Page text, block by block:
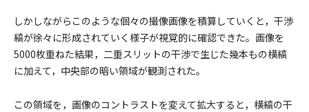
しかしながらこのような個々の撮像画像を積算していくと，干渉
縞が徐々に形成されていく様子が視覚的に確認できた。画像を
5000枚重ねた結果，二重スリットの干渉で生じた幾本もの横縞
に加えて，中央部の暗い領域が観測された。
この領域を，画像のコントラストを変えて拡大すると，横縞の干